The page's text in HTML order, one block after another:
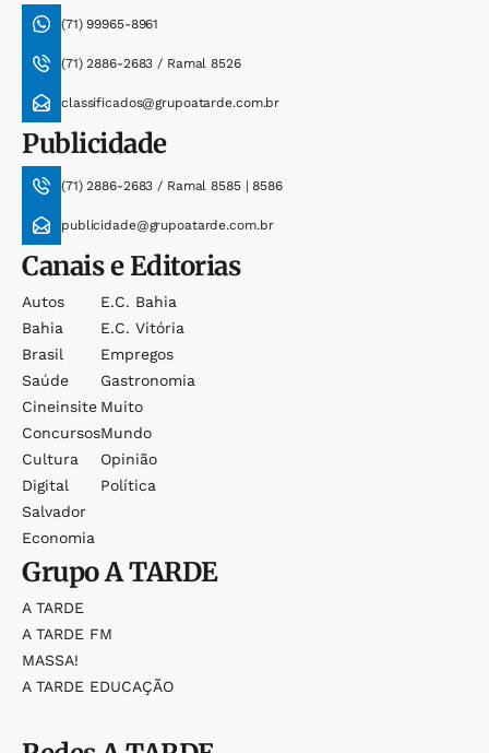
(71) 99965-8961
(71) 2886-2683 / Ramal 8526
classificados@grupoatarde.com.br
Publicidade
(71) 2886-2683 / Ramal 8585 | 8586
publicidade@grupoatarde.com.br
Canais e Editorias
Autos
Bahia
Brasil
Saúde
Cineinsite
Concursos
Cultura
Digital
Salvador
Economia
E.c. Bahia
E.c. Vitória
Empregos
Gastronomia
Muito
Mundo
Opinião
Política
GrupoA TARDE
A TARDE
A TARDE FM
MASSA!
A TARDE EDUCAÇÃO